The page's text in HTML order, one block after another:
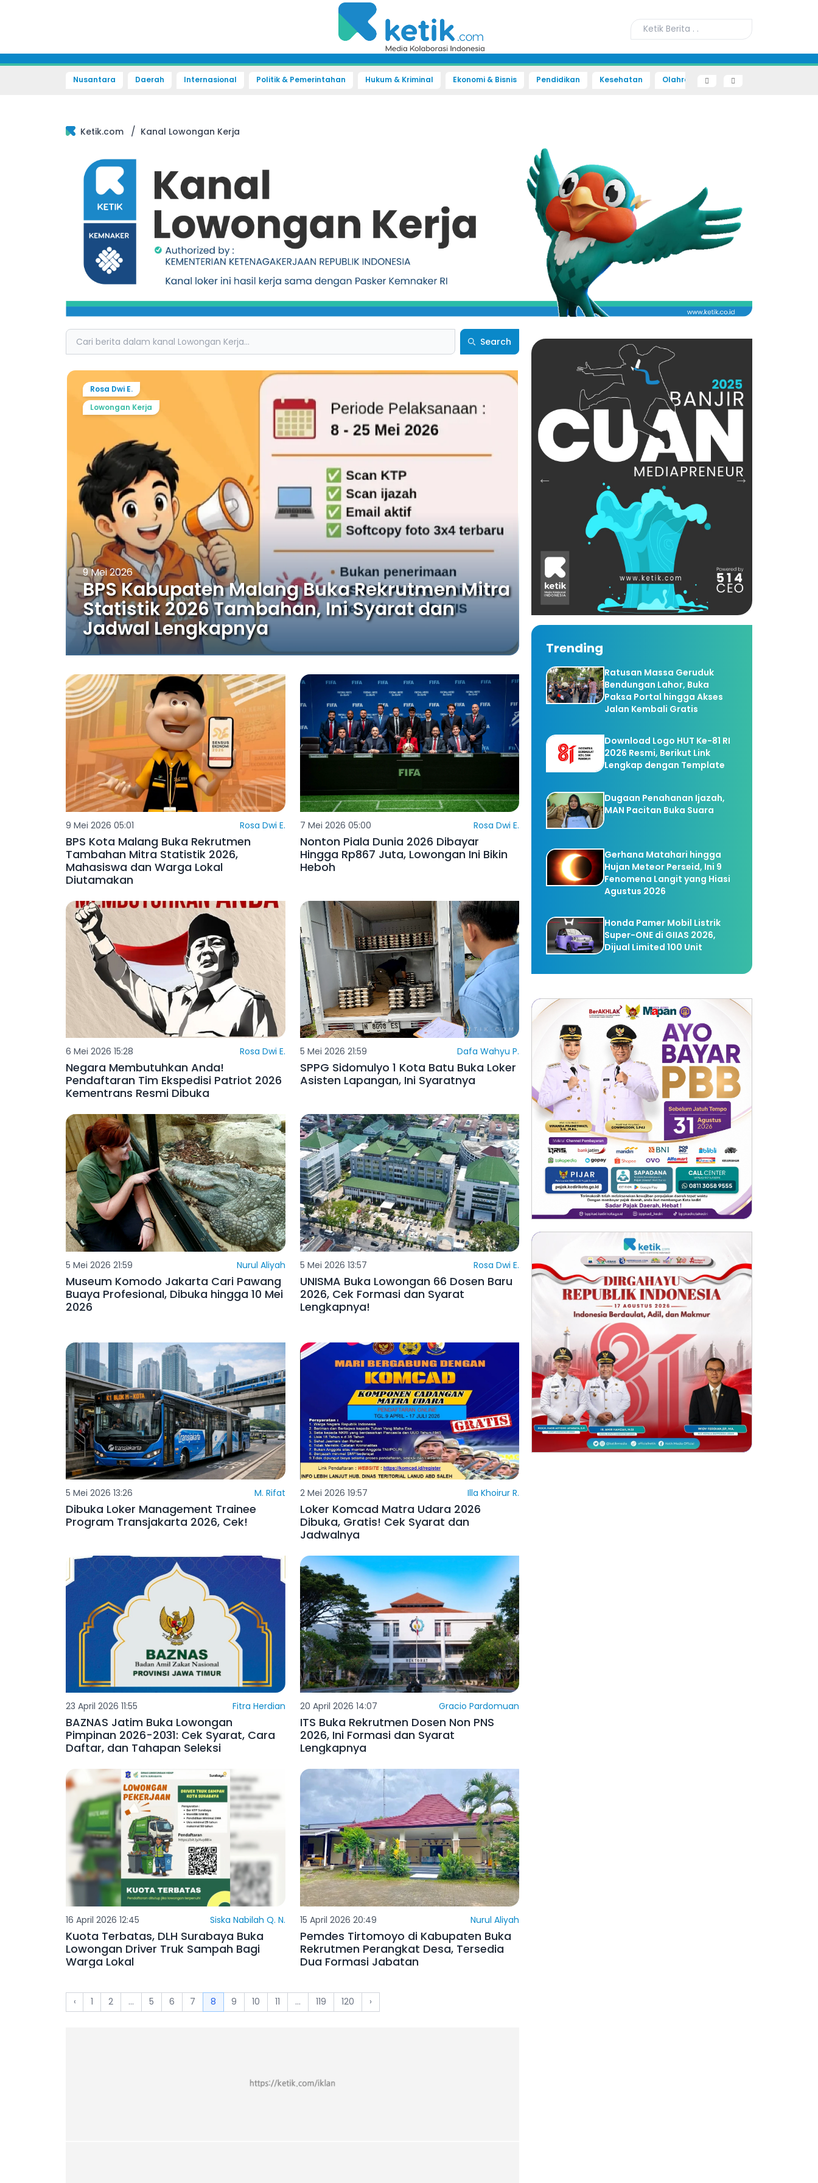
Nusantara Daerah Internasional Politik & Pemerintahan Hukum & Kriminal Ekonomi & Bisnis Pendidikan Kesehatan Olahraga Sains dan Teknologi
Ketik.com / Kanal Lowongan Kerja
Search Search
9 Mei 2026
BPS Kabupaten Malang Buka Rekrutmen Mitra
Statistik 2026 Tambahan, Ini Syarat dan
Jadwal Lengkapnya
Rosa Dwi E.
Lowongan Kerja
9 Mei 2026 05:01 Rosa Dwi E.
BPS Kota Malang Buka Rekrutmen
Tambahan Mitra Statistik 2026,
Mahasiswa dan Warga Lokal
Diutamakan
7 Mei 2026 05:00 Rosa Dwi E.
Nonton Piala Dunia 2026 Dibayar
Hingga Rp867 Juta, Lowongan Ini Bikin
Heboh
6 Mei 2026 15:28 Rosa Dwi E.
Negara Membutuhkan Anda!
Pendaftaran Tim Ekspedisi Patriot 2026
Kementrans Resmi Dibuka
5 Mei 2026 21:59 Dafa Wahyu P.
SPPG Sidomulyo 1 Kota Batu Buka Loker
Asisten Lapangan, Ini Syaratnya
5 Mei 2026 21:59 Nurul Aliyah
Museum Komodo Jakarta Cari Pawang
Buaya Profesional, Dibuka hingga 10 Mei
2026
5 Mei 2026 13:57 Rosa Dwi E.
UNISMA Buka Lowongan 66 Dosen Baru
2026, Cek Formasi dan Syarat
Lengkapnya!
5 Mei 2026 13:26 M. Rifat
Dibuka Loker Management Trainee
Program Transjakarta 2026, Cek!
2 Mei 2026 19:57 Illa Khoirur R.
Loker Komcad Matra Udara 2026
Dibuka, Gratis! Cek Syarat dan
Jadwalnya
23 April 2026 11:55 Fitra Herdian
BAZNAS Jatim Buka Lowongan
Pimpinan 2026-2031: Cek Syarat, Cara
Daftar, dan Tahapan Seleksi
20 April 2026 14:07 Gracio Pardomuan
ITS Buka Rekrutmen Dosen Non PNS
2026, Ini Formasi dan Syarat
Lengkapnya
16 April 2026 12:45 Siska Nabilah Q. N.
Kuota Terbatas, DLH Surabaya Buka
Lowongan Driver Truk Sampah Bagi
Warga Lokal
15 April 2026 20:49 Nurul Aliyah
Pemdes Tirtomoyo di Kabupaten Buka
Rekrutmen Perangkat Desa, Tersedia
Dua Formasi Jabatan
‹ 1 2 ... 5 6 7 8 9 10 11 ... 119 120 ›
Trending
Ratusan Massa Geruduk
Bendungan Lahor, Buka
Paksa Portal hingga Akses
Jalan Kembali Gratis
Download Logo HUT Ke-81 RI
2026 Resmi, Berikut Link
Lengkap dengan Template
Dugaan Penahanan Ijazah,
MAN Pacitan Buka Suara
Gerhana Matahari hingga
Hujan Meteor Perseid, Ini 9
Fenomena Langit yang Hiasi
Agustus 2026
Honda Pamer Mobil Listrik
Super-ONE di GIIAS 2026,
Dijual Limited 100 Unit